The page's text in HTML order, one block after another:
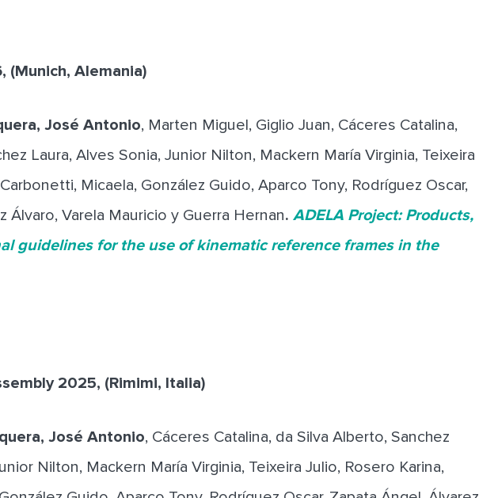
(Munich, Alemania)
José Antonio, Marten Miguel, Giglio Juan, Cáceres Catalina,
Laura, Alves Sonia, Junior Nilton, Mackern María Virginia, Teixeira
Micaela, González Guido, Aparco Tony, Rodríguez Oscar,
Álvaro, Varela Mauricio y Guerra Hernan.ADELA Project: Products,
guidelines for the use of kinematic reference frames in the
2025, (Rimimi, Italia)
José Antonio, Cáceres Catalina, da Silva Alberto, Sanchez
Nilton, Mackern María Virginia, Teixeira Julio, Rosero Karina,